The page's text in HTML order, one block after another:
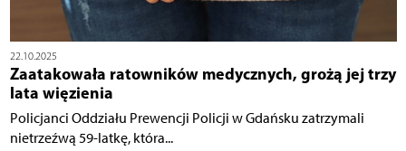
22.10.2025
Zaatakowała ratowników medycznych, grożą jej trzy
lata więzienia
Policjanci Oddziału Prewencji Policji w Gdańsku zatrzymali
nietrzeźwą 59-latkę, która...